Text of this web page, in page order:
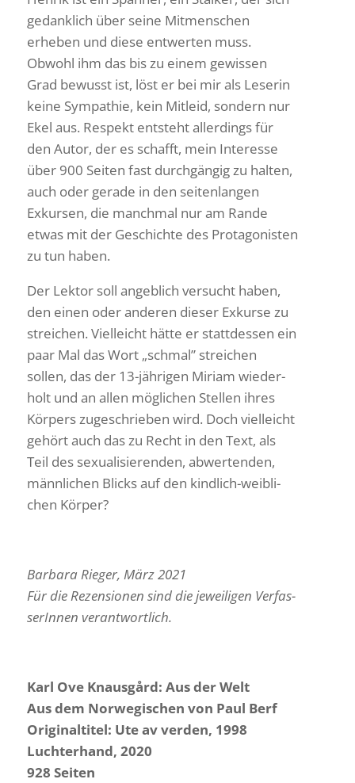
gedank­lich über seine Mitmen­schen
erheben und diese entwerten muss.
Obwohl ihm das bis zu einem gewissen
Grad bewusst ist, löst er bei mir als Leserin
keine Sympa­thie, kein Mitleid, sondern nur
Ekel aus. Respekt entsteht aller­dings für
den Autor, der es schafft, mein Inter­esse
über 900 Seiten fast durch­gängig zu halten,
auch oder gerade in den seiten­langen
Exkursen, die manchmal nur am Rande
etwas mit der Geschichte des Prot­ago­nisten
zu tun haben.
Der Lektor soll angeb­lich versucht haben,
den einen oder anderen dieser Exkurse zu
strei­chen. Viel­leicht hätte er statt­dessen ein
paar Mal das Wort „schmal” strei­chen
sollen, das der 13-jährigen Miriam wieder­
holt und an allen mögli­chen Stellen ihres
Körpers zuge­schrieben wird. Doch viel­leicht
gehört auch das zu Recht in den Text, als
Teil des sexua­li­sie­renden, abwer­tenden,
männ­li­chen Blicks auf den kind­lich-weib­li­
chen Körper?
Barbara Rieger, März 2021
Für die Rezen­sionen sind die jewei­ligen Verfas­
se­rInnen verantwortlich.
Karl Ove Knaus­gård: Aus der Welt
Aus dem Norwe­gi­schen von Paul Berf
Origi­nal­titel: Ute av verden, 1998
Luch­ter­hand, 2020
928 Seiten